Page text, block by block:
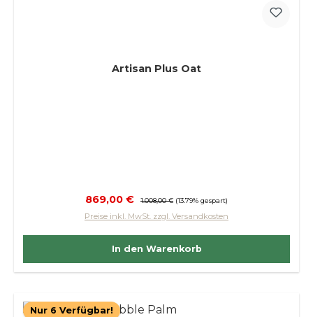
Artisan Plus Oat
Verkaufspreis:
869,00 € Regulärer Preis:
1.008,00 € (13.79% gespart)
Preise inkl. MwSt. zzgl. Versandkosten
In den Warenkorb
Nur 6 Verfügbar!